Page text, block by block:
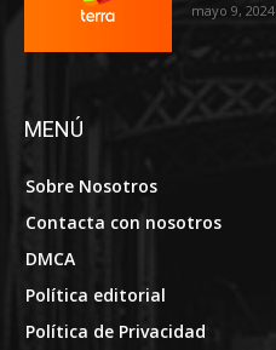
mayo 9, 2024
MENÚ
Sobre Nosotros
Contacta con nosotros
DMCA
Política editorial
Política de Privacidad